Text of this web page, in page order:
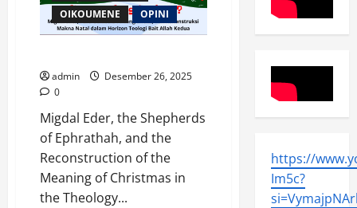
OIKOUMENE
OPINI
admin
Desember 26, 2025
0
Migdal Eder, the Shepherds
of Ephrathah, and the
Reconstruction of the
Meaning of Christmas in
the Theology...
https://
Im5c?